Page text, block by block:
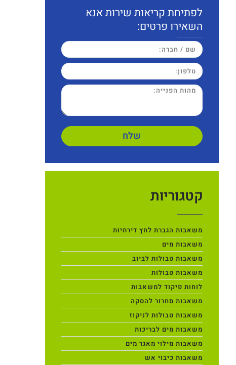
לפתיחת קריאות שירות אנא
השאירו פרטים:
שלח
קטגוריות
משאבות הגברת לחץ דירתיות
משאבות מים
משאבות טבולות לביוב
משאבות טבולות
לוחות פיקוד למשאבות
משאבות סחרור להסקה
משאבות טבולות לניקוז
משאבות מים לבריכות
משאבות מילוי מאגר מים
משאבות כיבוי אש